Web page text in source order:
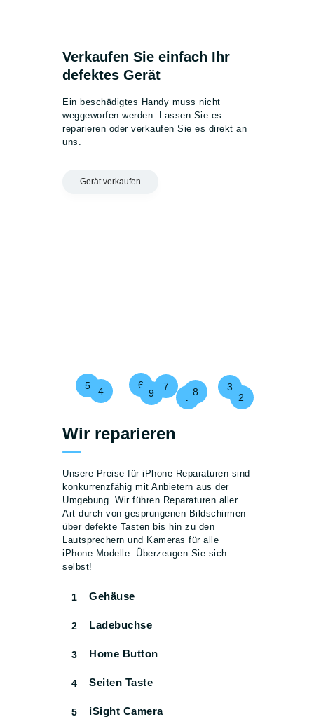
Verkaufen Sie einfach Ihr
defektes Gerät
Ein beschädigtes Handy muss nicht
weggeworfen werden. Lassen Sie es
reparieren oder verkaufen Sie es direkt an
uns.
Gerät verkaufen
2
3
4
5 6 7 8
9
Wir reparieren
Unsere Preise für iPhone Reparaturen sind
konkurrenzfähig mit Anbietern aus der
Umgebung. Wir führen Reparaturen aller
Art durch von gesprungenen Bildschirmen
über defekte Tasten bis hin zu den
Lautsprechern und Kameras für alle
iPhone Modelle. Überzeugen Sie sich
selbst!
1 Gehäuse
2 Ladebuchse
3 Home Button
4 Seiten Taste
5 iSight Camera